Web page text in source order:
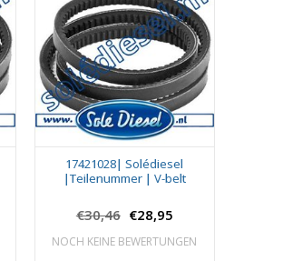
17421028| Solédiesel
|Teilenummer | V-belt
€30,46 €28,95
NOCH KEINE BEWERTUNGEN